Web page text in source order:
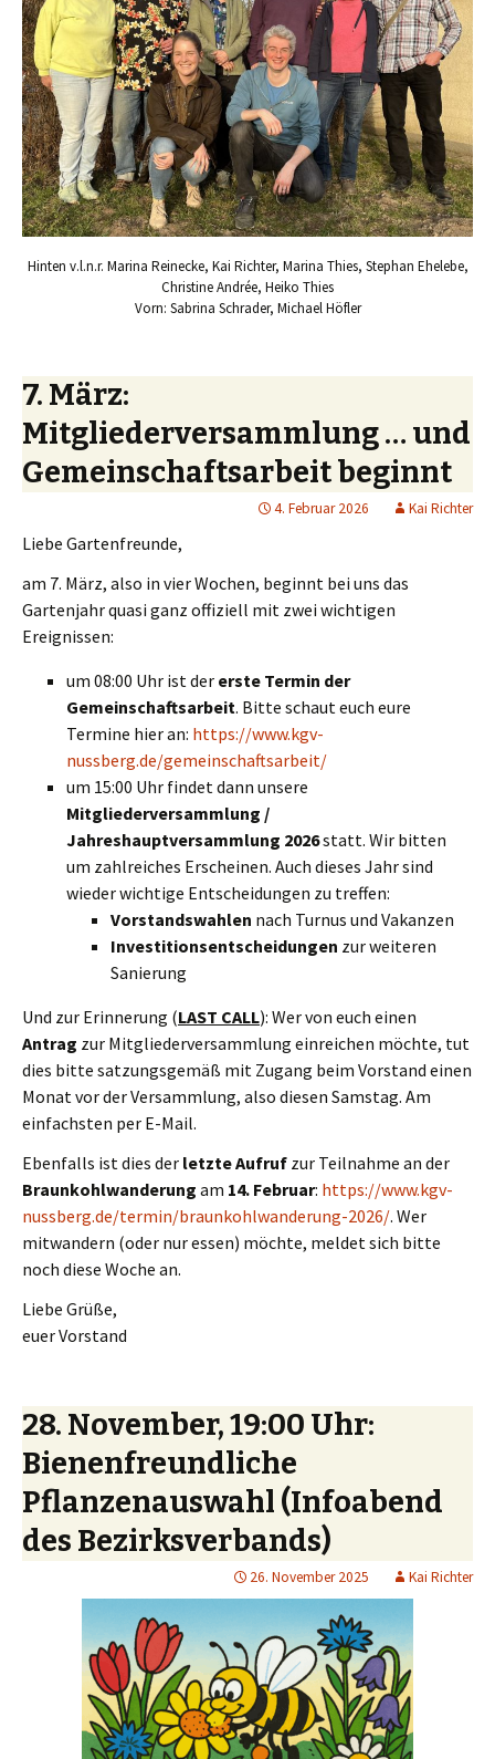
Hinten v.l.n.r. Marina Reinecke, Kai Richter, Marina Thies, Stephan Ehelebe,
Christine Andrée, Heiko Thies
Vorn: Sabrina Schrader, Michael Höfler
7. März:
Mitgliederversammlung … und
Gemeinschaftsarbeit beginnt
4. Februar 2026 Kai Richter
Liebe Gartenfreunde,
am 7. März, also in vier Wochen, beginnt bei uns das
Gartenjahr quasi ganz offiziell mit zwei wichtigen
Ereignissen:
um 08:00 Uhr ist der erste Termin der
Gemeinschaftsarbeit. Bitte schaut euch eure
Termine hier an: https://www.kgv-
nussberg.de/gemeinschaftsarbeit/
um 15:00 Uhr findet dann unsere
Mitgliederversammlung /
Jahreshauptversammlung 2026statt. Wir bitten
um zahlreiches Erscheinen. Auch dieses Jahr sind
wieder wichtige Entscheidungen zu treffen:
Vorstandswahlen nach Turnus und Vakanzen
Investitionsentscheidungen zur weiteren
Sanierung
Und zur Erinnerung (LAST CALL): Wer von euch einen
Antrag zur Mitgliederversammlung einreichen möchte, tut
dies bitte satzungsgemäß mit Zugang beim Vorstand einen
Monat vor der Versammlung, also diesen Samstag. Am
einfachsten per E-Mail.
Ebenfalls ist dies der letzte Aufruf zur Teilnahme an der
Braunkohlwanderung am 14. Februar: https://www.kgv-
nussberg.de/termin/braunkohlwanderung-2026/. Wer
mitwandern (oder nur essen) möchte, meldet sich bitte
noch diese Woche an.
Liebe Grüße,
euer Vorstand
28. November, 19:00 Uhr:
Bienenfreundliche
Pflanzenauswahl (Infoabend
des Bezirksverbands)
26. November 2025 Kai Richter